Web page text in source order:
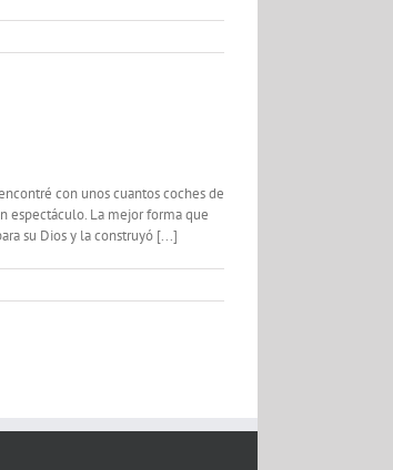
con unos cuantos coches de
espectáculo. La mejor forma que
su Dios y la construyó [...]